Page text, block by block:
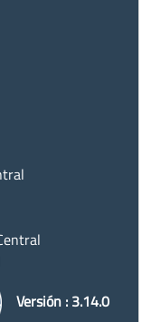
Versión : 3.14.0